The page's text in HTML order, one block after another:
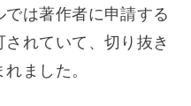
は著作者に申請する
れていて、切り抜き
ました。